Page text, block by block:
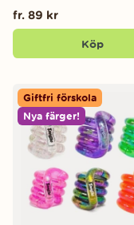
fr. 89 kr
Köp
Giftfri förskola
Nya färger!